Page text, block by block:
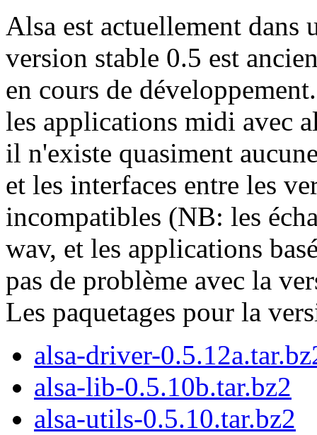
Alsa est actuellement dans
version stable 0.5 est
en cours de
les applications midi avec
il n'existe quasiment
et les interfaces entre les
incompatibles (NB: les
wav, et les applications
pas de problème avec la
Les paquetages pour la
alsa-driver-
alsa-lib-0.5.10b.tar.bz2
alsa-utils-0.5.10.tar.bz2